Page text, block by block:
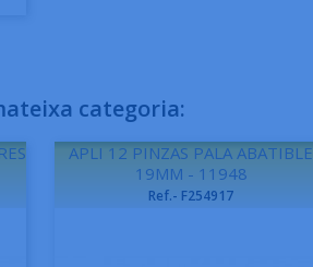
categoria:
APLI 12 PINZAS PALA ABATIBLE
19MM - 11948
Ref.- F254917